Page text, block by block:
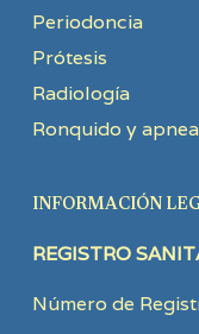
Periodoncia
Prótesis
Radiología
Ronquido y
INFORMACIÓN
REGISTRO
Número de